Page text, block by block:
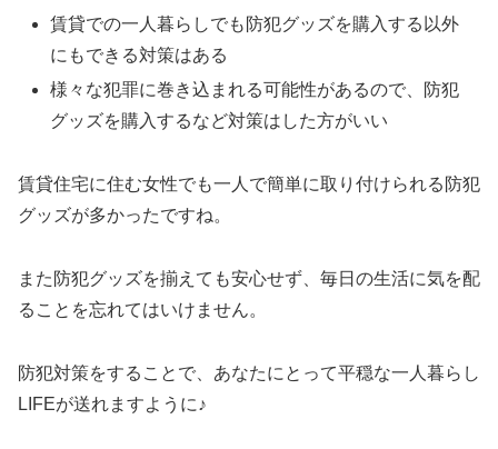
賃貸での一人暮らしでも防犯グッズを購入する以外
にもできる対策はある
様々な犯罪に巻き込まれる可能性があるので、防犯
グッズを購入するなど対策はした方がいい
賃貸住宅に住む女性でも一人で簡単に取り付けられる防犯
グッズが多かったですね。
また防犯グッズを揃えても安心せず、毎日の生活に気を配
ることを忘れてはいけません。
防犯対策をすることで、あなたにとって平穏な一人暮らし
LIFEが送れますように♪